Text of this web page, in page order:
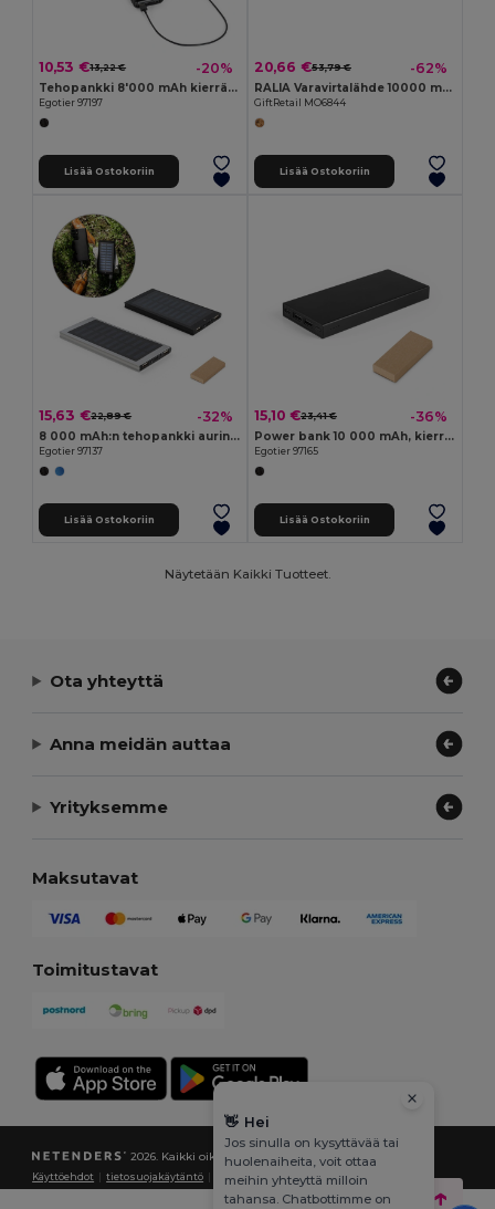
10,53 €13,22 € -20%
Tehopankki 8'000 mAh kierrätetystä ABS:stä (100 % rABS)
Egotier 97197
Lisää Ostokoriin
20,66 €53,79 € -62%
RALIA Varavirtalähde 10000 mAh
GiftRetail MO6844
Lisää Ostokoriin
15,63 €22,89 € -32%
8 000 mAh:n tehopankki aurinkopaneelilla, 100 % kierrätettyä alumiinia
Egotier 97137
Lisää Ostokoriin
15,10 €23,41 € -36%
Power bank 10 000 mAh, kierrätetystä alumiinista (100 % rAL)
Egotier 97165
Lisää Ostokoriin
Näytetään Kaikki Tuotteet.
Ota yhteyttä
Anna meidän auttaa
Yrityksemme
Maksutavat
Toimitustavat
2026. Kaikki oikeudet pidätetään
Käyttöehdot |tietosuojakäytäntö Evästekäytäntö|Kartta
👋 Hei
Jos sinulla on kysyttävää tai
huolenaiheita, voit ottaa
meihin yhteyttä milloin
tahansa. Chatbottimme on